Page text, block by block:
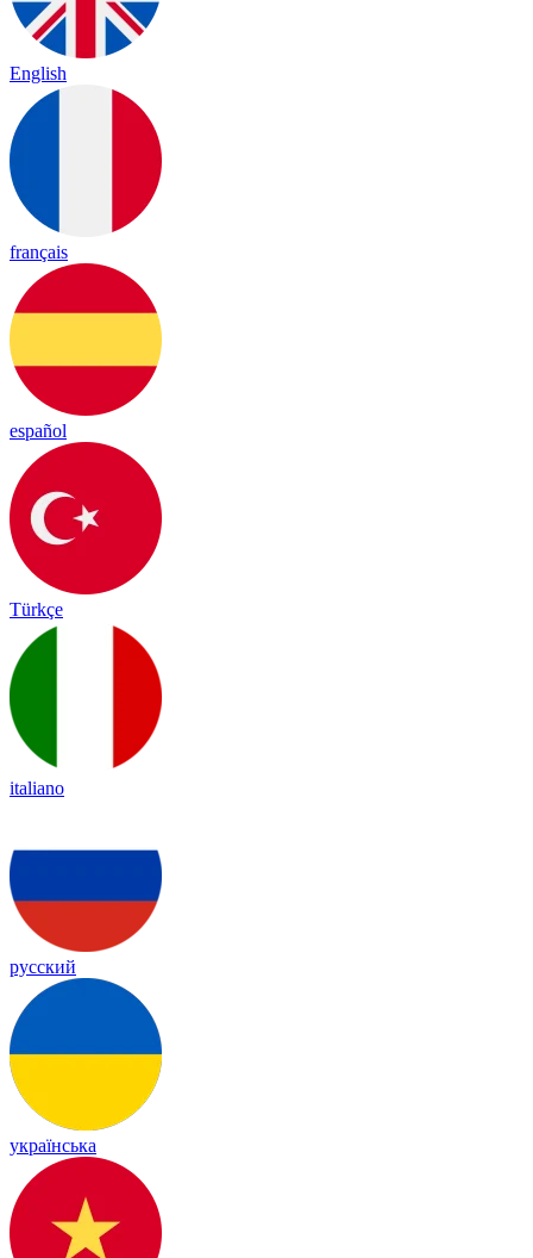
English
français
español
Türkçe
italiano
русский
українська